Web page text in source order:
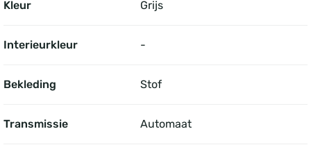
Kleur Grijs
Interieurkleur -
Bekleding Stof
Transmissie Automaat